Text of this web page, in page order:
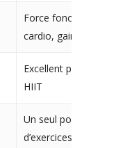
Force
cardio, gainage
Excellent pour
HIIT
Un seul poids suffit
d’exercices;